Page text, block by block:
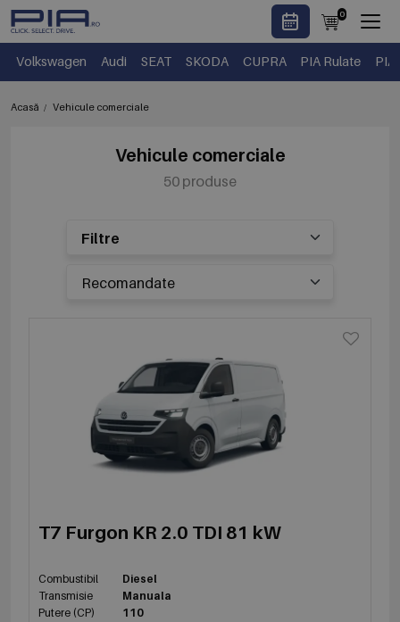
0
Volkswagen Audi SEAT SKODA CUPRA PIA Rulate PIA
Acasă Vehicule comerciale
Vehicule comerciale
50 produse
Filtre
T7 Furgon KR 2.0 TDI 81 kW
Combustibil
Diesel
Transmisie
Manuala
Putere (CP)
110